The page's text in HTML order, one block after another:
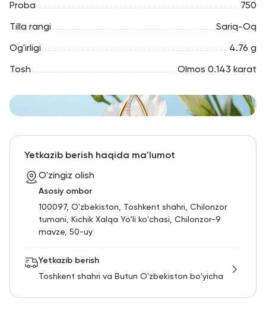
Proba 750
Tilla rangi Sariq-Oq
Og'irligi 4.76 g
Tosh Olmos 0.143 karat
Yetkazib berish haqida ma'lumot
O'zingiz olish
Asosiy ombor
100097, O'zbekiston, Toshkent shahri, Chilonzor
tumani, Kichik Xalqa Yo'li ko'chasi, Chilonzor-9
mavze, 50-uy
Yetkazib berish
Toshkent shahri va Butun O'zbekiston bo'yicha